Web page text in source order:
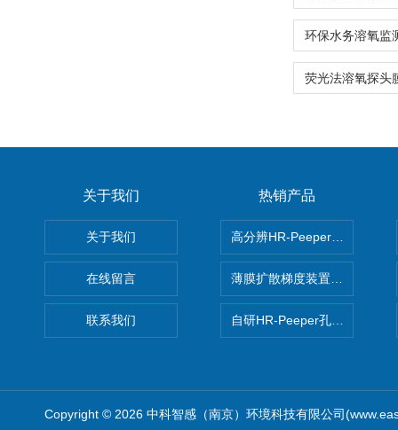
关于我们
关于我们
在线留言
联系我们
热销产品
高分辨HR-Peeper采样器孔隙
薄膜扩散梯度装置 Agl DGT
自研HR-Peeper孔隙水采样器
Copyright © 2026 中科智感（南京）环境科技有限公司